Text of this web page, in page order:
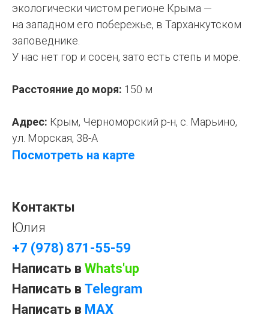
экологически чистом регионе Крыма —
на западном его побережье, в Тарханкутском
заповеднике.
У нас нет гор и сосен, зато есть степь и море.
Расстояние до моря: 150 м
Адрес: Крым, Черноморский р-н, с. Марьино,
ул. Морская, 38-А
Посмотреть на карте
Контакты
Юлия
+7 (978) 871-55-59
Написать в Whats'up
Написать в Telegram
Написать в MAX